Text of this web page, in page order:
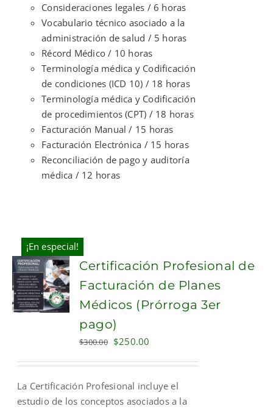
Consideraciones legales / 6 horas
Vocabulario técnico asociado a la
administración de salud / 5 horas
Récord Médico / 10 horas
Terminología médica y Codificación
de condiciones (ICD 10) / 18 horas
Terminología médica y Codificación
de procedimientos (CPT) / 18 horas
Facturación Manual / 15 horas
Facturación Electrónica / 15 horas
Reconciliación de pago y auditoría
médica / 12 horas
¡En especial!
ADD TO
Certificación Profesional de
Facturación de Planes
Médicos (Prórroga 3er
pago)
$300.00 Original
$300.00.
$250.00
$250.00.
La Certificación Profesional incluye el
estudio de los conceptos asociados a la